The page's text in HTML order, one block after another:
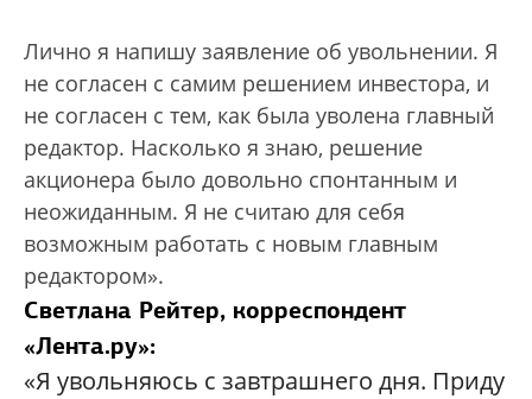
Лично я напишу заявление об увольнении. Я
не согласен с самим решением инвестора, и
не согласен с тем, как была уволена главный
редактор. Насколько я знаю, решение
акционера было довольно спонтанным и
неожиданным. Я не считаю для себя
возможным работать с новым главным
редактором».
Светлана Рейтер, корреспондент
«Лента.ру»:
«Я увольняюсь с завтрашнего дня. Приду